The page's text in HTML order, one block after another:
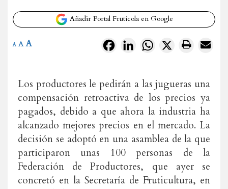
Añadir Portal Frutícola en Google
FacebookLinkedInWhatsApp
X
A A A
Los productores le pedirán a las jugueras una
compensación retroactiva de los precios ya
pagados, debido a que ahora la industria ha
alcanzado mejores precios en el mercado. La
decisión se adoptó en una asamblea de la que
participaron unas 100 personas de la
Federación de Productores, que ayer se
concretó en la Secretaría de Fruticultura, en